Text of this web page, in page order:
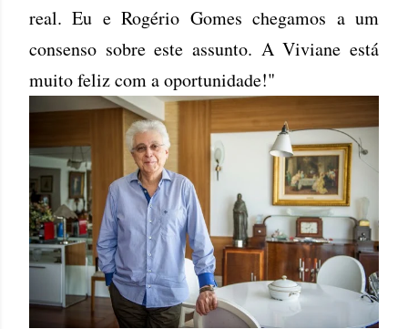
real. Eu e Rogério Gomes chegamos a um
consenso sobre este assunto. A Viviane está
muito feliz com a oportunidade!"